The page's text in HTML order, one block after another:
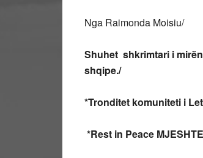
Nga Raimonda Moisiu/
Shuhet shkrimtari i
shqipe./
*Tronditet komuniteti i
*Rest in Peace